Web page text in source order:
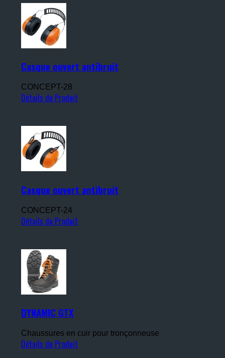
Casque ouvert antibruit
CONCEPT-28
Détails du Produit
Casque ouvert antibruit
CONCEPT-24
Détails du Produit
DYNAMIC GTX
Chaussures en cuir pour tronçonneuse
Détails du Produit